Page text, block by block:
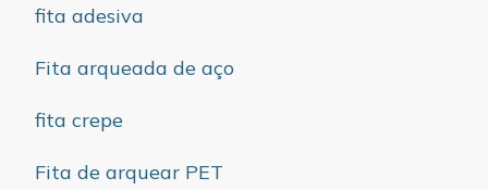
fita adesiva
Fita arqueada de aço
fita crepe
Fita de arquear PET